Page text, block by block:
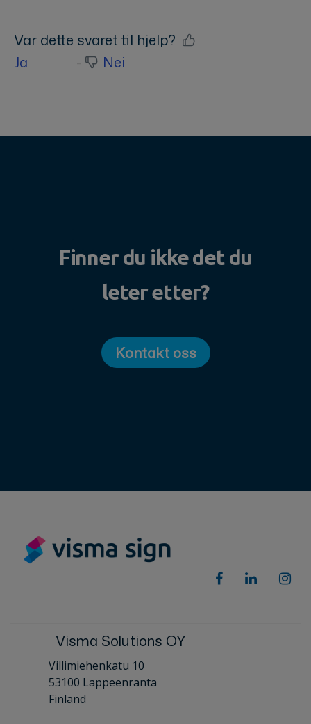
Var dette svaret til hjelp?
Ja
Nei
Finner du ikke det du
leter etter?
Kontakt oss
Visma Solutions OY
Villimiehenkatu 10
53100 Lappeenranta
Finland